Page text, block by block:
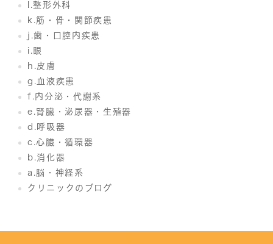
l.整形外科
k.筋・骨・関節疾患
j.歯・口腔内疾患
i.眼
h.皮膚
g.血液疾患
f.内分泌・代謝系
e.腎臓・泌尿器・生殖器
d.呼吸器
c.心臓・循環器
b.消化器
a.脳・神経系
クリニックのブログ